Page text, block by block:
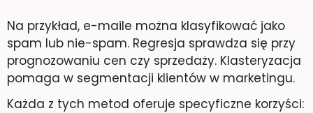
Na przykład, e-maile można klasyfikować jako
spam lub nie-spam. Regresja sprawdza się przy
prognozowaniu cen czy sprzedaży. Klasteryzacja
pomaga w segmentacji klientów w marketingu.
Każda z tych metod oferuje specyficzne korzyści: